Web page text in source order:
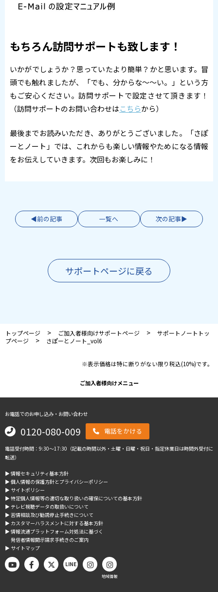
もちろん訪問サポートも致します！
いかがでしょうか？思っていたより簡単？かと思います。冒
頭でも触れましたが、「でも、分からな～～い。」という方
もご安心ください。訪問サポートで設定させて頂きます！
（訪問サポートのお問い合わせはこちらから）
最後までお読みいただき、ありがとうございました。「さぽ
ーとノート」では、これからも楽しい情報やためになる情報
をお伝えしていきます。次回もお楽しみに！
前の記事 一覧へ 次の記事
サポートページに戻る
トップページ > ご加入者様向けサポートページ >サポートノートトッ
プページ
> さぽーとノート_vol6
※表示価格は特に断りがない限り税込(10%)です。
ご加入者様向けメニュー
お電話でのお申し込み・お問い合わせ
0120-080-009 電話をかける
電話受付時間：9:30～17:30（記載の時間以外・土曜・日曜・祝日・指定休業日は時間外受付に
転送）
▶︎ 情報セキュリティ基本方針
▶︎ 個人情報の保護方針とプライバシーポリシー
▶︎ サイトポリシー
▶︎ 特定個人情報等の適切な取り扱いの確保についての基本方針
▶︎ テレビ視聴データの取扱いについて
▶︎ 苦情相談及び勧誘停止手続きについて
▶︎ カスタマーハラスメントに対する基本方針
▶︎ 情報流通プラットフォーム対処法に基づく
発信者情報開示請求手続きのご案内
▶︎ サイトマップ
LINE
地域情報